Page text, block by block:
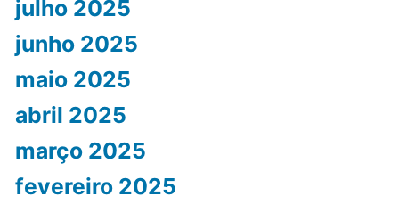
julho 2025
junho 2025
maio 2025
abril 2025
março 2025
fevereiro 2025